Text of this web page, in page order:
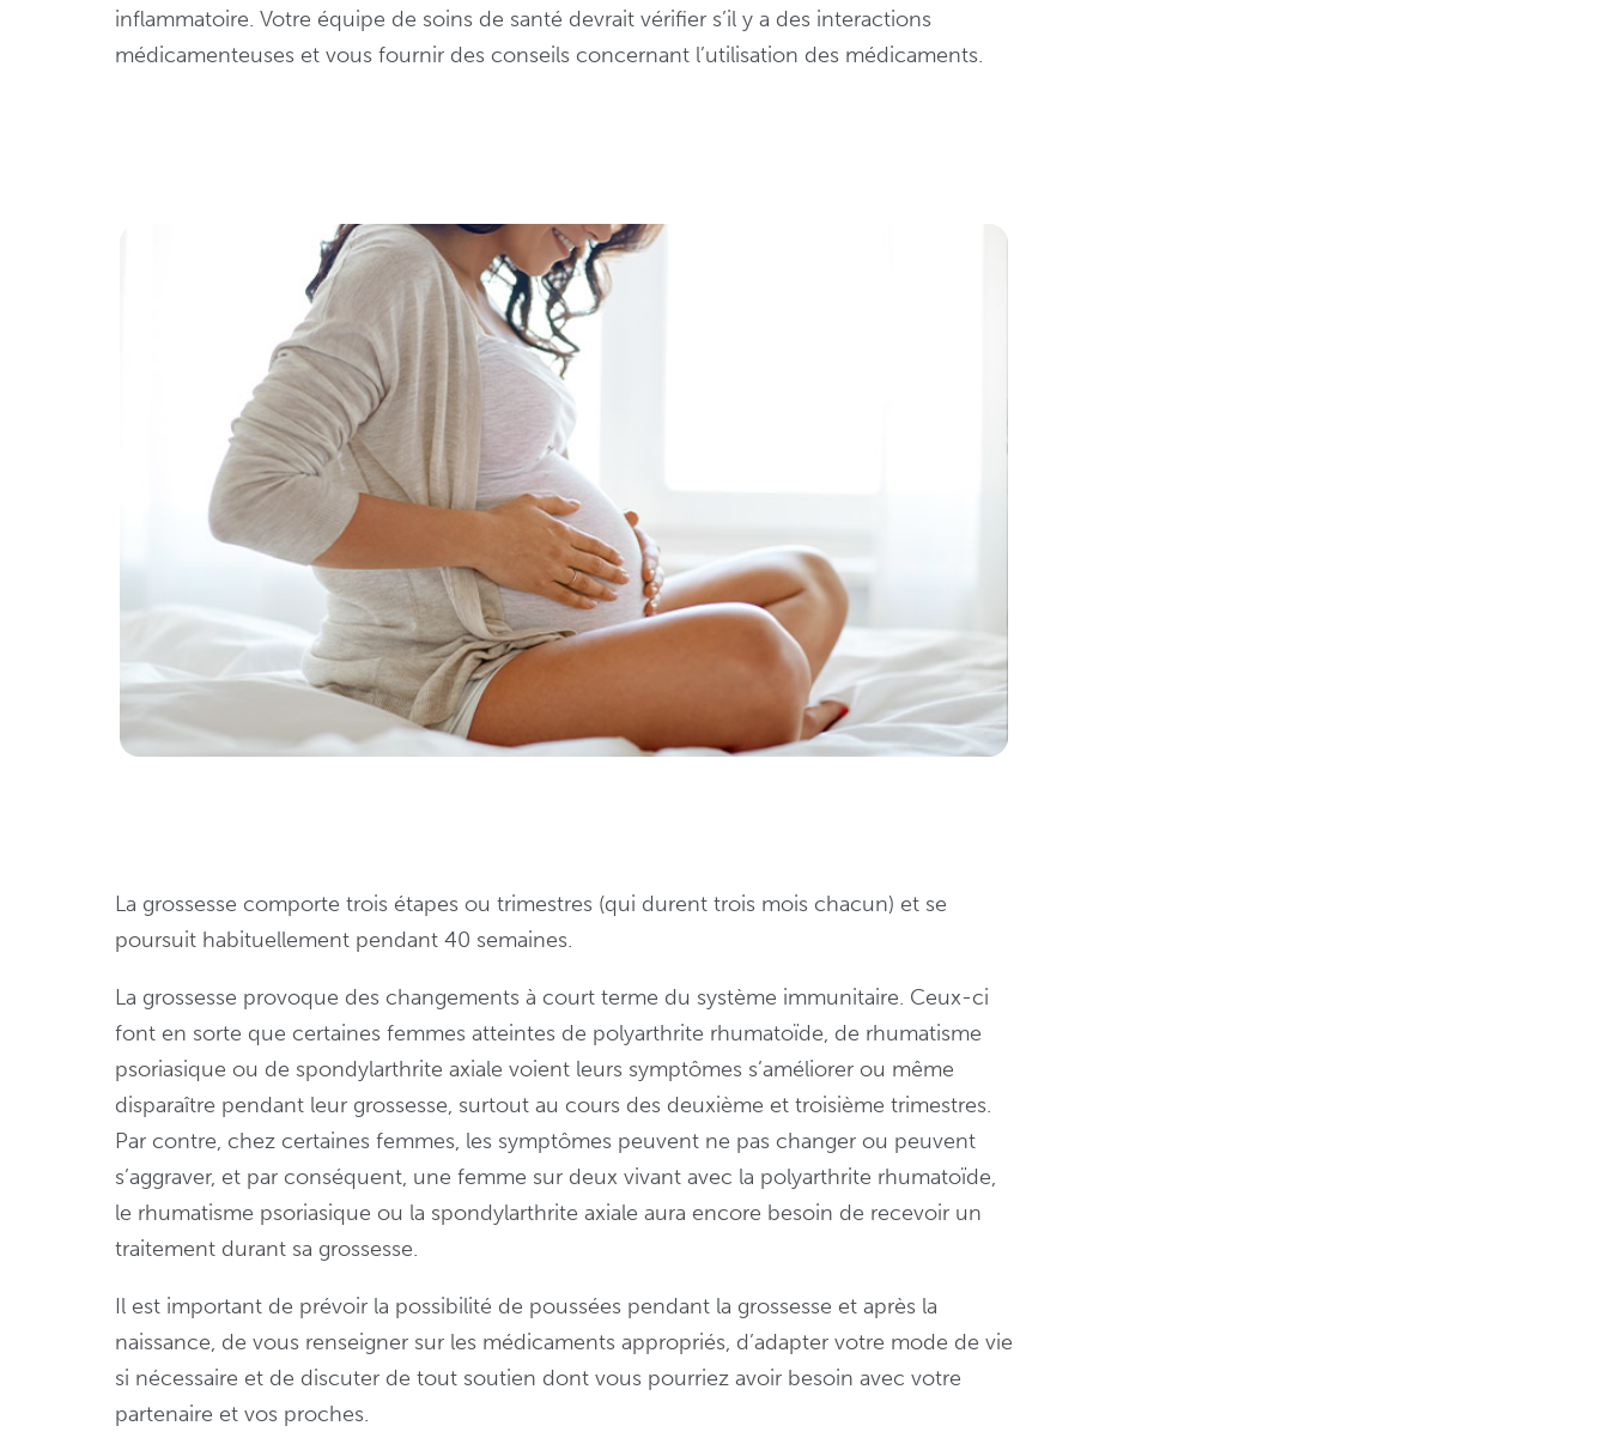
inflammatoire. Votre équipe de soins de santé devrait vérifier s’il y a des interactions
médicamenteuses et vous fournir des conseils concernant l’utilisation des médicaments.
La grossesse comporte trois étapes ou trimestres (qui durent trois mois chacun) et se
poursuit habituellement pendant 40 semaines.
La grossesse provoque des changements à court terme du système immunitaire. Ceux-ci
font en sorte que certaines femmes atteintes de polyarthrite rhumatoïde, de rhumatisme
psoriasique ou de spondylarthrite axiale voient leurs symptômes s’améliorer ou même
disparaître pendant leur grossesse, surtout au cours des deuxième et troisième trimestres.
Par contre, chez certaines femmes, les symptômes peuvent ne pas changer ou peuvent
s’aggraver, et par conséquent, une femme sur deux vivant avec la polyarthrite rhumatoïde,
le rhumatisme psoriasique ou la spondylarthrite axiale aura encore besoin de recevoir un
traitement durant sa grossesse.
Il est important de prévoir la possibilité de poussées pendant la grossesse et après la
naissance, de vous renseigner sur les médicaments appropriés, d’adapter votre mode de vie
si nécessaire et de discuter de tout soutien dont vous pourriez avoir besoin avec votre
partenaire et vos proches.